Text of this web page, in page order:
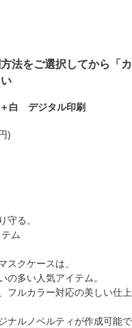
法をご選択してから「カ
白 デジタル印刷
)
守る。
ム
スクケースは、
の多い人気アイテム。
フルカラー対応の美しい仕上
ナルノベルティが作成可能で